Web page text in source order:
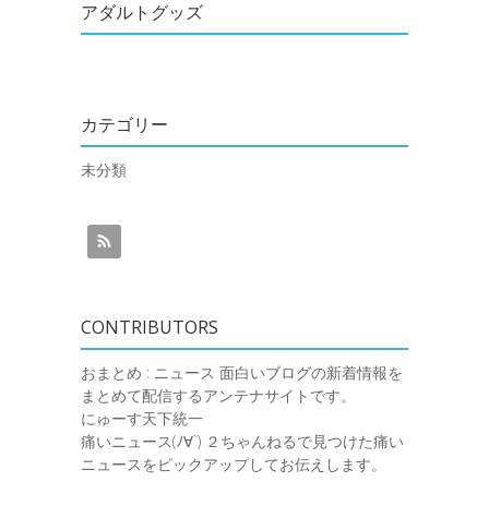
アダルトグッズ
カテゴリー
未分類
CONTRIBUTORS
おまとめ : ニュース 面白いブログの新着情報を
まとめて配信するアンテナサイトです。
にゅーす天下統一
痛いニュース(ﾉ∀`) ２ちゃんねるで見つけた痛い
ニュースをピックアップしてお伝えします。